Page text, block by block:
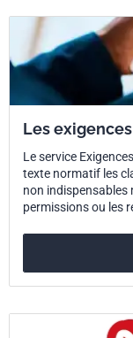
Les exigences
Le service
texte normatif les
non indispensables
permissions ou les